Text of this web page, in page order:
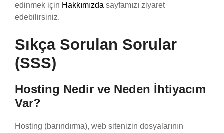
edinmek için Hakkımızda sayfamızı ziyaret
edebilirsiniz.
Sıkça Sorulan Sorular
(SSS)
Hosting Nedir ve Neden İhtiyacım
Var?
Hosting (barındırma), web sitenizin dosyalarının